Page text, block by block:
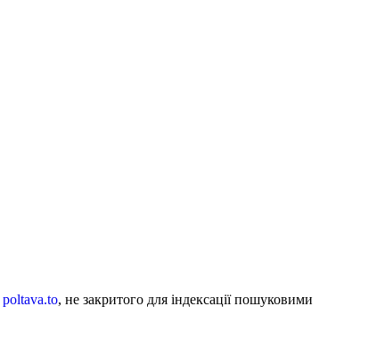
poltava.to, не закритого для індексації пошуковими